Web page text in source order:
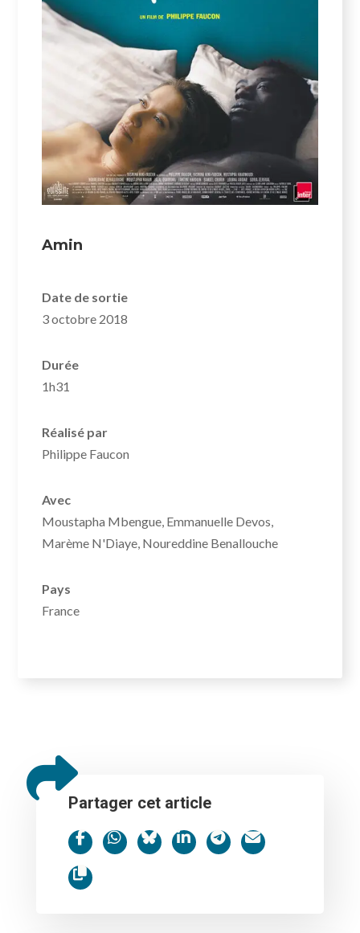
Amin
Date de sortie
3 octobre 2018
Durée
1h31
Réalisé par
Philippe Faucon
Avec
Moustapha Mbengue, Emmanuelle Devos,
Marème N'Diaye, Noureddine Benallouche
Pays
France
Partager cet article